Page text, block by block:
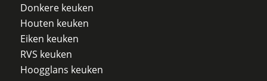
Donkere keuken
Houten keuken
Eiken keuken
RVS keuken
Hoogglans keuken